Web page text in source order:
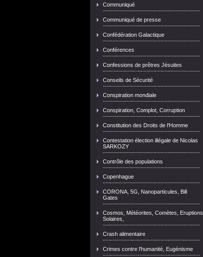
Communiqué
Communiqué de presse
Confédération Galactique
Conférences
Confessions de prêtres Jésuites
Conseils de Sécurité
Conspiration mondiale
Conspiration, Complot, Corruption
Constitution des Droits de l'Homme
Contestation élection illégale de Nicolas
SARKOZY
Contrôle des populations
Copenhague
CORONA, 5G, Nanoparticules, Bill
Gates
Cosmos, Météorites, Comètes, Eruptions
Solaires,
Crash alimentaire
Crimes contre l'humanité, Eugénisme